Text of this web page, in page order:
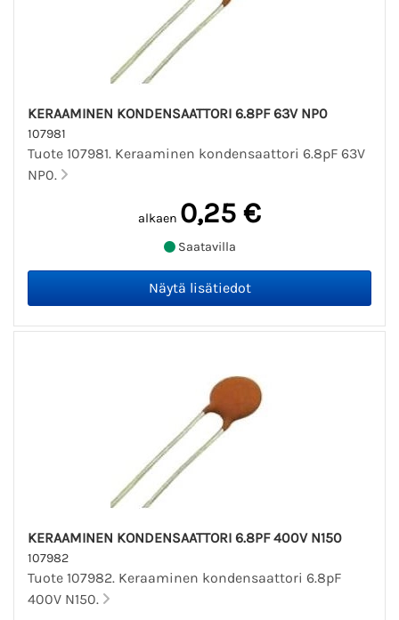
KERAAMINEN KONDENSAATTORI 6.8PF 63V NP0
107981
Tuote 107981. Keraaminen kondensaattori 6.8pF 63V
NP0.
alkaen 0,25 €
Saatavilla
KERAAMINEN KONDENSAATTORI 6.8PF 400V N150
107982
Tuote 107982. Keraaminen kondensaattori 6.8pF
400V N150.